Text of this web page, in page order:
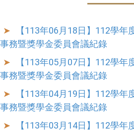
【113年06月18日】112學年
事務暨獎學金委員會議紀錄
【113年05月07日】112學年
事務暨獎學金委員會議紀錄
【113年04月19日】112學年
事務暨獎學金委員會議紀錄
【113年03月14日】112學年